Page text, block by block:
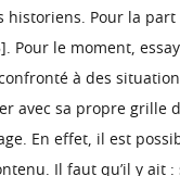
historiens. Pour la
le moment,
à des
avec sa propre
En effet, il est
Il faut qu’il y ait